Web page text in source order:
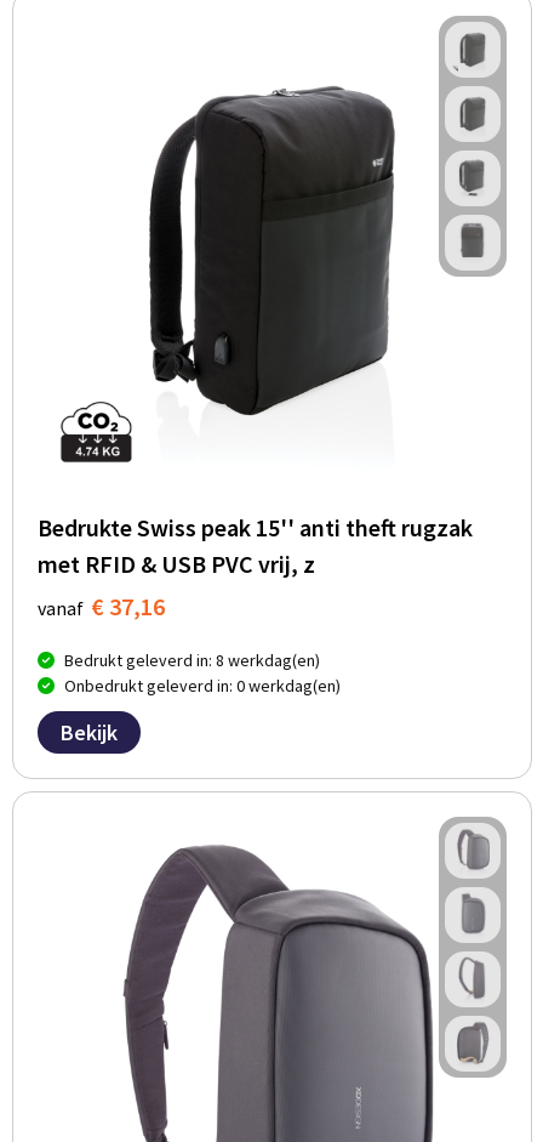
Bedrukte Swiss peak 15'' anti theft rugzak
met RFID & USB PVC vrij, z
vanaf € 37,16
Bedrukt geleverd in: 8 werkdag(en)
Onbedrukt geleverd in: 0 werkdag(en)
Bekijk